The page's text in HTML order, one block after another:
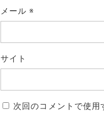
メール※
サイト
次回のコメントで使